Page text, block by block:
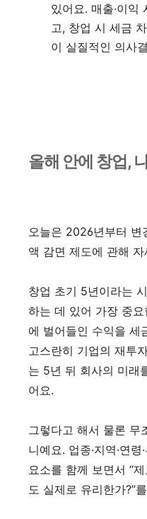
있어요. 매출·이익
고, 창업 시 세금
이 실질적인 의사
올해 안에 창업,
오늘은 2026년부터 변
액 감면 제도에 관해
창업 초기 5년이라는
하는 데 있어 가장 중
에 벌어들인 수익을 세
고스란히 기업의 재투
는 5년 뒤 회사의 미래
어요.
그렇다고 해서 물론 무
니예요. 업종·지역·연
요소를 함께 보면서 “
도 실제로 유리한가?”